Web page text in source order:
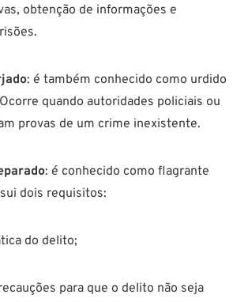
obtenção de informações e
: é também conhecido como urdido
quando autoridades policiais ou
provas de um crime inexistente.
: é conhecido como flagrante
dois requisitos:
do delito;
para que o delito não seja